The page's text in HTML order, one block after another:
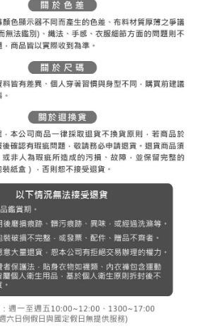
事宜，請瀏覽以下網址：
#terms3
事先徵得法定代理人或監護人之同意方可使用
若未經同意申辦者引起之損失，本公司不負相關責
後付」時，將依據個別帳號之用戶狀況，依本公司即
額度；若仍有額度不足之情形，本公司將視審查結果
將有權停止該用戶之使用額度並採取法律行動。